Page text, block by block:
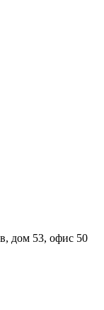
дом 53, офис 50